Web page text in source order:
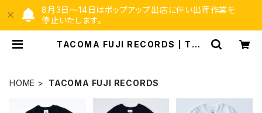
8月3日〜14日はポップアップ出店に伴い出荷作業を
停止いたします。
TACOMA FUJI RECORDS | TOY
HOME TACOMA FUJI RECORDS